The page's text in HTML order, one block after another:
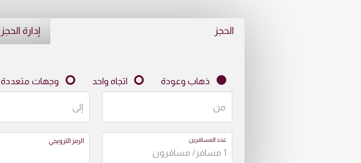
الحجز إدارة الحجز
ذهاب وعودة اتجاه واحد وجهات متعددة
من إلى
عدد المسافرين الرمز الترويجي